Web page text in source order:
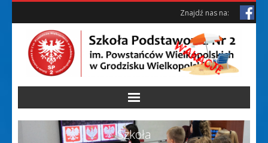
Skip
Skip
Znajdź nas na:
Szkoła